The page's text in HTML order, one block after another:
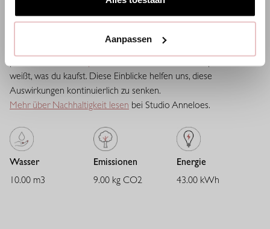
Aanpassen
DerStoff fällt kraftvoll undelegant,fühlt sich robust an und bleibt
FUSSABDRUCK
Bei Studio Anneloes steht Transparenz im Mittelpunkt. Wir teilen
weißt, was du kaufst. Diese Einblicke helfen uns, diese
Auswirkungen kontinuierlich zu senken.
Mehr über Nachhaltigkeit lesen bei Studio Anneloes.
Wasser
10.00 m3
Emissionen
9.00 kg CO2
Energie
43.00 kWh